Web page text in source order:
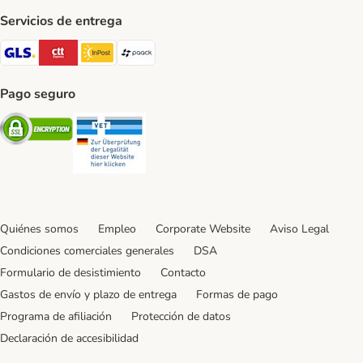
Servicios de entrega
GLS Shipping Method
CTTExpress Shipping Method
InPost Shipping Method
paack Shipping Method
Pago seguro
Security
Quiénes somos Empleo Corporate Website
Aviso Legal
Condiciones comerciales generales
DSA
Formulario de desistimiento
Contacto
Gastos de envío y plazo de entrega
Formas de pago
Programa de afiliación
Protección de datos
Declaración de accesibilidad